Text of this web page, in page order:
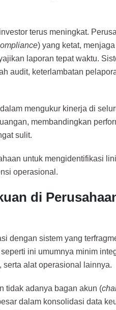
terus meningkat.
) yang ketat,
laporan tepat waktu.
audit, keterlambatan
mengukur kinerja di
membandingkan
sulit.
untuk mengidentifikasi
operasional.
di
dengan sistem yang
ini umumnya minim
serta alat operasional lainnya.
tidak adanya bagan akun (
dalam konsolidasi data